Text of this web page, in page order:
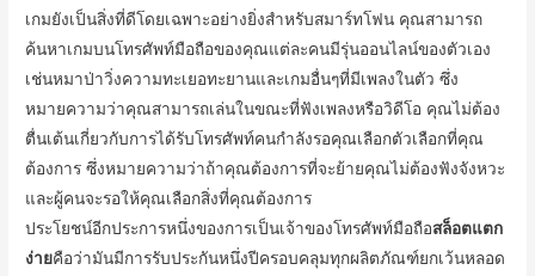
เกมยังเป็นสิ่งที่ดีโดยเฉพาะอย่างยิ่งสำหรับสมาร์ทโฟน คุณสามารถ
ค้นหาเกมบนโทรศัพท์มือถือของคุณแต่ละคนมีรุ่นออนไลน์ของตัวเอง
เช่นหมาป่าวิ่งความทะเยอทะยานและเกมอื่นๆที่มีเพลงในตัว ซึ่ง
หมายความว่าคุณสามารถเล่นในขณะที่ฟังเพลงหรือวิดีโอ คุณไม่ต้อง
ตื่นเต้นเกี่ยวกับการได้รับโทรศัพท์คนกำลังรอคุณเลือกตัวเลือกที่คุณ
ต้องการ ซึ่งหมายความว่าถ้าคุณต้องการที่จะย้ายคุณไม่ต้องฟังจังหวะ
และผู้คนจะรอให้คุณเลือกสิ่งที่คุณต้องการ
ประโยชน์อีกประการหนึ่งของการเป็นเจ้าของโทรศัพท์มือถือสล็อตแตก
ง่ายคือว่ามันมีการรับประกันหนึ่งปีครอบคลุมทุกผลิตภัณฑ์ยกเว้นหลอด